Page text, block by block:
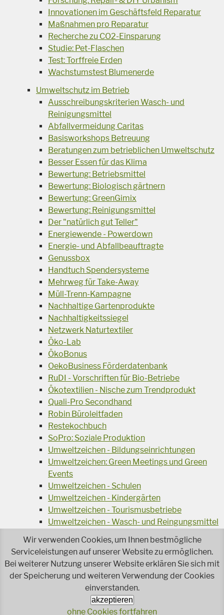
Innovationen im Geschäftsfeld Reparatur
Maßnahmen pro Reparatur
Recherche zu CO2-Einsparung
Studie: Pet-Flaschen
Test: Torffreie Erden
Wachstumstest Blumenerde
Umweltschutz im Betrieb
Ausschreibungskriterien Wasch- und
Reinigungsmittel
Abfallvermeidung Caritas
Basisworkshops Betreuung
Beratungen zum betrieblichen Umweltschutz
Besser Essen für das Klima
Bewertung: Betriebsmittel
Bewertung: Biologisch gärtnern
Bewertung: GreenGimix
Bewertung: Reinigungsmittel
Der "natürlich gut Teller"
Energiewende - Powerdown
Energie- und Abfallbeauftragte
Genussbox
Handtuch Spendersysteme
Mehrweg für Take-Away
Müll-Trenn-Kampagne
Nachhaltige Gartenprodukte
Nachhaltigkeitssiegel
Netzwerk Naturtextiler
Öko-Lab
ÖkoBonus
OekoBusiness Förderdatenbank
RuDI - Vorschriften für Bio-Betriebe
Ökotextilien - Nische zum Trendprodukt
Quali-Pro Secondhand
Robin Büroleitfaden
Restekochbuch
SoPro: Soziale Produktion
Umweltzeichen - Bildungseinrichtungen
Umweltzeichen: Green Meetings und Green
Events
Umweltzeichen - Schulen
Umweltzeichen - Kindergärten
Umweltzeichen - Tourismusbetriebe
Umweltzeichen - Wasch- und Reingungsmittel
Veranstaltungsreihe Ressourcen-Effizienz
Wiederverwendung von Elektroaltgeräten
Wasser - das Businessgetränk
Wohnprojekt Parcours
Jetzt faire und ökologische Mode kaufen!
Reparieren leicht gemacht!
Wir verwenden Cookies, um Ihnen bestmögliche
Serviceleistungen auf unserer Website zu ermöglichen.
Bei weiterer Nutzung unserer Website erklären Sie sich mit
der Speicherung und weiteren Verwendung der Cookies
einverstanden.
akzeptieren
ohne Cookies fortfahren